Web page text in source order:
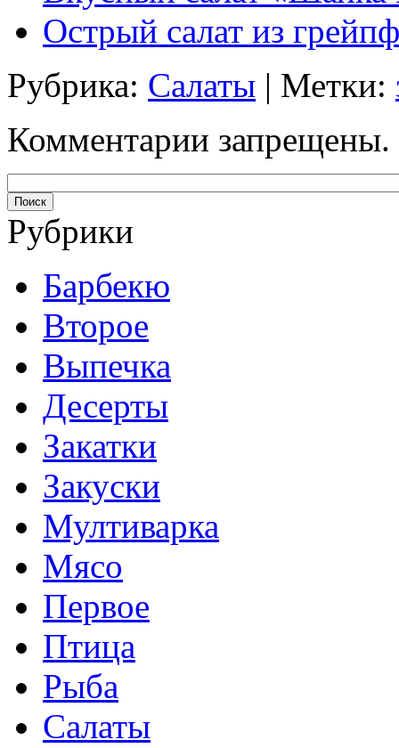
Острый салат из
Рубрика: Салаты | Метки:
Комментарии запрещены.
Рубрики
Барбекю
Второе
Выпечка
Десерты
Закатки
Закуски
Мултиварка
Мясо
Первое
Птица
Рыба
Салаты